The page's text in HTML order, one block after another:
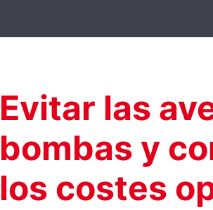
Evitar las
bombas y
los costes